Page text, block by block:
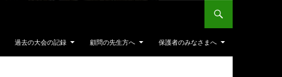
過去の大会の記録 顧問の先生方へ 保護者のみなさまへ